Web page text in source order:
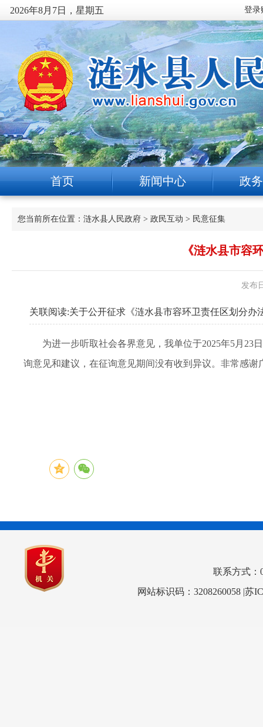
2026年8月7日，星期五
首页 新闻中心 政
您当前所在位置： 涟水县人民政府 > 政民互动 > 民意征集
《涟水县市容
发布
关联阅读:关于公开征求《涟水县市容环卫责任区划分办
为进一步听取社会各界意见，我单位于2025年5月
询意见和建议，在征询意见期间没有收到异议。非常感
联系方式：
网站标识码：3208260058 |苏